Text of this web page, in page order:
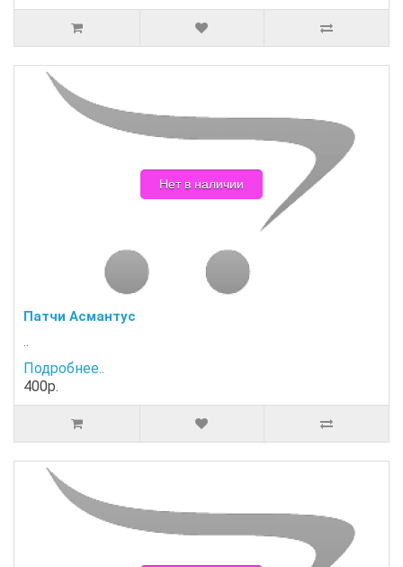
Нет в наличии
Патчи Асмантус
..
Подробнее..
400р.